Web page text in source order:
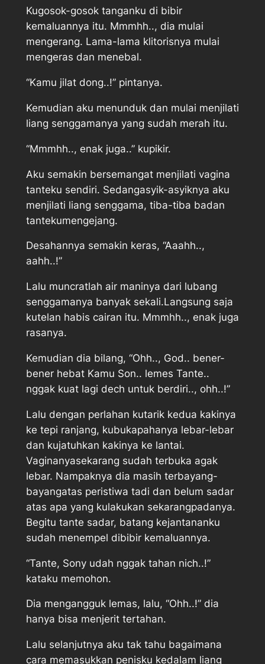
Kugosok-gosok tanganku di bibir
kemaluannya itu. Mmmhh.., dia mulai
mengerang. Lama-lama klitorisnya mulai
mengeras dan menebal.
“Kamu jilat dong..!” pintanya.
Kemudian aku menunduk dan mulai menjilati
liang senggamanya yang sudah merah itu.
“Mmmhh.., enak juga..” kupikir.
Aku semakin bersemangat menjilati vagina
tanteku sendiri. Sedangasyik-asyiknya aku
menjilati liang senggama, tiba-tiba badan
tantekumengejang.
Desahannya semakin keras, “Aaahh..,
aahh..!”
Lalu muncratlah air maninya dari lubang
senggamanya banyak sekali.Langsung saja
kutelan habis cairan itu. Mmmhh.., enak juga
rasanya.
Kemudian dia bilang, “Ohh.., God.. bener-
bener hebat Kamu Son.. lemes Tante..
nggak kuat lagi dech untuk berdiri.., ohh..!”
Lalu dengan perlahan kutarik kedua kakinya
ke tepi ranjang, kubukapahanya lebar-lebar
dan kujatuhkan kakinya ke lantai.
Vaginanyasekarang sudah terbuka agak
lebar. Nampaknya dia masih terbayang-
bayangatas peristiwa tadi dan belum sadar
atas apa yang kulakukan sekarangpadanya.
Begitu tante sadar, batang kejantananku
sudah menempel dibibir kemaluannya.
“Tante, Sony udah nggak tahan nich..!”
kataku memohon.
Dia mengangguk lemas, lalu, “Ohh..!” dia
hanya bisa menjerit tertahan.
Lalu selanjutnya aku tak tahu bagaimana
cara memasukkan penisku kedalam liang